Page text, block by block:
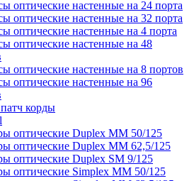
оптические настенные на 24 порта
оптические настенные на 32 порта
оптические настенные на 4 порта
оптические настенные на 48
оптические настенные на 8 портов
оптические настенные на 96
корды
оптические Duplex MM 50/125
оптические Duplex MM 62,5/125
оптические Duplex SM 9/125
оптические Simplex MM 50/125